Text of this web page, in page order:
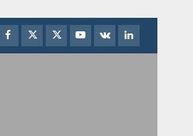
Facebook
TwitterInstagram
Youtube
VK LinkedIn